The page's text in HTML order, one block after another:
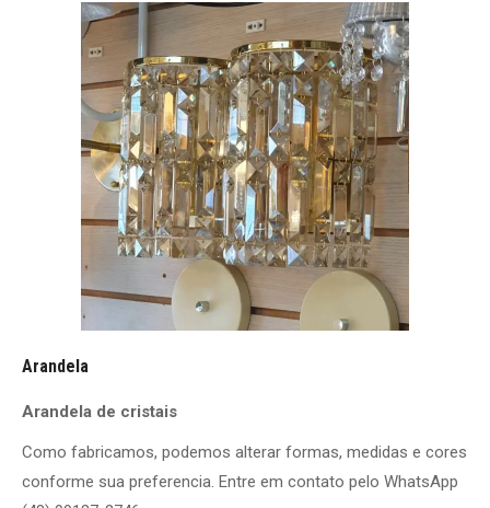
Arandela
Arandela de cristais
Como fabricamos, podemos alterar formas, medidas e cores
conforme sua preferencia. Entre em contato pelo WhatsApp